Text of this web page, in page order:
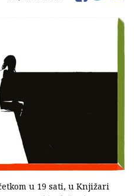
u 19 sati, u Knjižari